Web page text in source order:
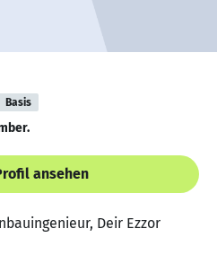
Basis
ansehen
Deir Ezzor